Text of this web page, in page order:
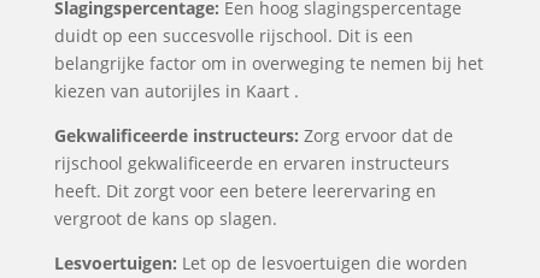
Slagingspercentage: Een hoog slagingspercentage
duidt op een succesvolle rijschool. Dit is een
belangrijke factor om in overweging te nemen bij het
kiezen van autorijles in Kaart .
Gekwalificeerde instructeurs: Zorg ervoor dat de
rijschool gekwalificeerde en ervaren instructeurs
heeft. Dit zorgt voor een betere leerervaring en
vergroot de kans op slagen.
Lesvoertuigen: Let op de lesvoertuigen die worden